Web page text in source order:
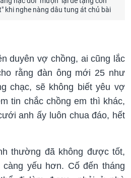
khi nghe nàng dâu tung át chủ bài
duyên vợ chồng, ai cũng lắc
rằng đàn ông mới 25 như
chạc, sẽ không biết yêu vợ
tin chắc chồng em thì khác,
anh ấy luôn chua đáo, hết
thường đã không được tốt,
yếu hơn. Cố đến tháng